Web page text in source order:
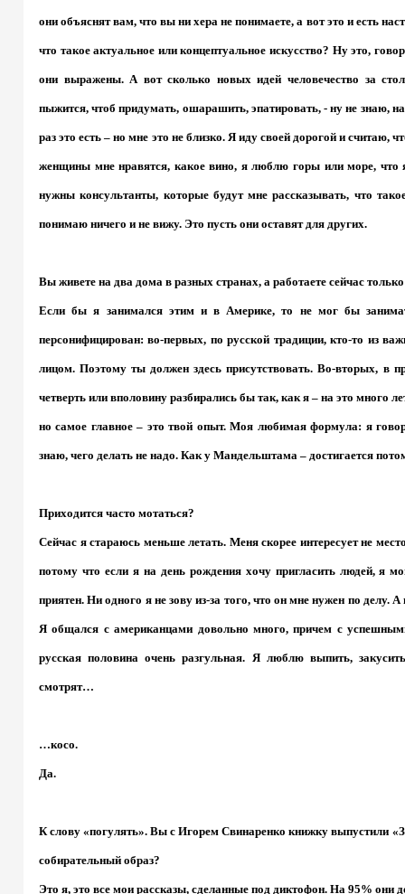
они объяснят вам, что вы ни хера не понимаете, а вот это и есть
что такое актуальное или концептуальное искусство? Ну это,
они выражены. А вот сколько новых идей человечество за
пыжится, чтоб придумать, ошарашить, эпатировать, - ну не знаю,
раз это есть – но мне это не близко. Я иду своей дорогой и считаю,
женщины мне нравятся, какое вино, я люблю горы или море, что
нужны консультанты, которые будут мне рассказывать, что
понимаю ничего и не вижу. Это пусть они оставят для других.
Вы живете на два дома в разных странах, а работаете сейчас
Если бы я занимался этим и в Америке, то не мог бы
персонифицирован: во-первых, по русской традиции, кто-то из
лицом. Поэтому ты должен здесь присутствовать. Во-вторых, в
четверть или вполовину разбирались бы так, как я – на это много
но самое главное – это твой опыт. Моя любимая формула: я
знаю, чего делать не надо. Как у Мандельштама – достигается
Приходится часто мотаться?
Сейчас я стараюсь меньше летать. Меня скорее интересует не
потому что если я на день рождения хочу пригласить людей, я
приятен. Ни одного я не зову из-за того, что он мне нужен по делу.
Я общался с американцами довольно много, причем с
русская половина очень разгульная. Я люблю выпить,
смотрят…
…косо.
Да.
К слову «погулять». Вы с Игорем Свинаренко книжку выпустили
собирательный образ?
Это я, это все мои рассказы, сделанные под диктофон. На 95% они